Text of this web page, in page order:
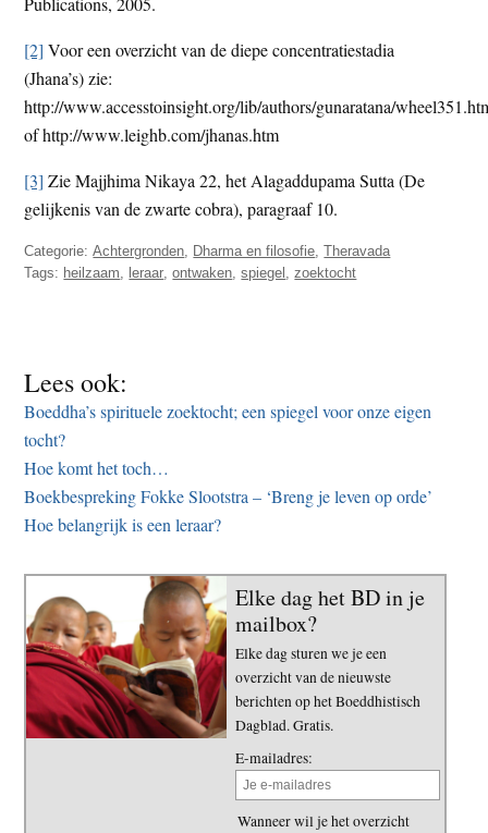
[2] Voor een overzicht van de diepe concentratiestadia
(Jhana’s) zie:
http://www.accesstoinsight.org/lib/authors/gunaratana/
of http://www.leighb.com/jhanas.htm
[3] Zie Majjhima Nikaya 22, het Alagaddupama Sutta (De
gelijkenis van de zwarte cobra), paragraaf 10.
Categorie:Achtergronden, Dharma en filosofie,Theravada
Tags: heilzaam, leraar,ontwaken,spiegel ,zoektocht
Lees ook:
Boeddha’s spirituele zoektocht; een spiegel voor onze eigen
tocht?
Hoe komt het toch…
Boekbespreking Fokke Slootstra – ‘Breng je leven op orde’
Hoe belangrijk is een leraar?
Elke dag het BD in je
mailbox?
Elke dag sturen we je een
overzicht van de nieuwste
berichten op het Boeddhistisch
Dagblad. Gratis.
E-mailadres:
Wanneer wil je het overzicht